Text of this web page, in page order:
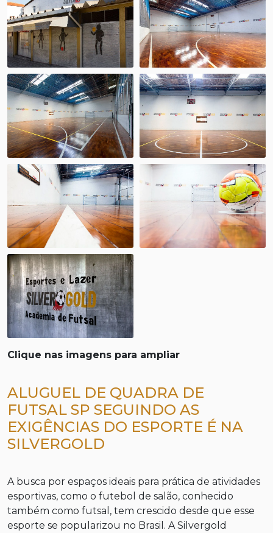
Clique nas imagens para ampliar
ALUGUEL DE QUADRA DE
FUTSAL SP SEGUINDO AS
EXIGÊNCIAS DO ESPORTE É NA
SILVERGOLD
A busca por espaços ideais para prática de atividades
esportivas, como o futebol de salão, conhecido
também como futsal, tem crescido desde que esse
esporte se popularizou no Brasil. A Silvergold